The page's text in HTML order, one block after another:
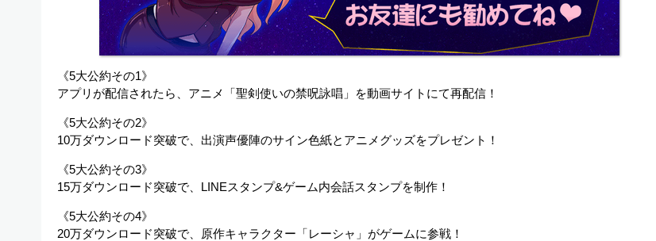
《5大公約その1》
アプリが配信されたら、アニメ「聖剣使いの禁呪詠唱」を動画サイトにて再配信！
《5大公約その2》
10万ダウンロード突破で、出演声優陣のサイン色紙とアニメグッズをプレゼント！
《5大公約その3》
15万ダウンロード突破で、LINEスタンプ&ゲーム内会話スタンプを制作！
《5大公約その4》
20万ダウンロード突破で、原作キャラクター「レーシャ」がゲームに参戦！